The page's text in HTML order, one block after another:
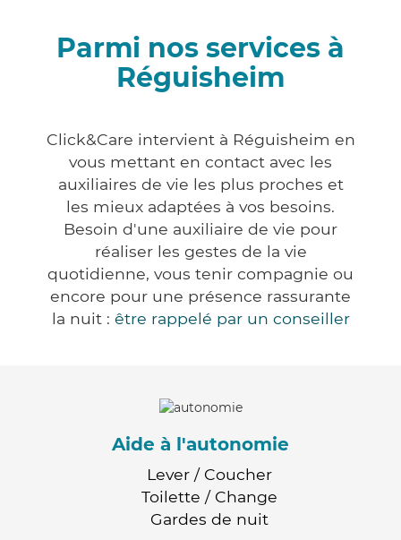
Parmi nos services à
Réguisheim
Click&Care intervient à Réguisheim en
vous mettant en contact avec les
auxiliaires de vie les plus proches et
les mieux adaptées à vos besoins.
Besoin d'une auxiliaire de vie pour
réaliser les gestes de la vie
quotidienne, vous tenir compagnie ou
encore pour une présence rassurante
la nuit : être rappelé par un conseiller
Aide à l'autonomie
Lever / Coucher
Toilette / Change
Gardes de nuit